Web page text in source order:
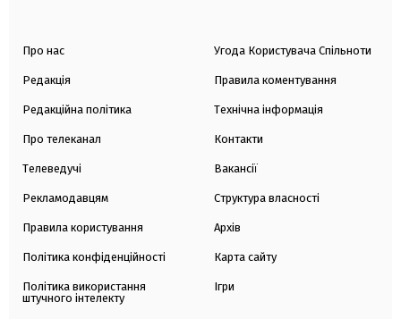
Про нас
Редакція
Редакційна політика
Про телеканал
Телеведучі
Рекламодавцям
Правила користування
Політика конфіденційності
Політика використання
штучного інтелекту
Угода Користувача Спільноти
Правила коментування
Технічна інформація
Контакти
Вакансії
Структура власності
Архів
Карта сайту
Ігри